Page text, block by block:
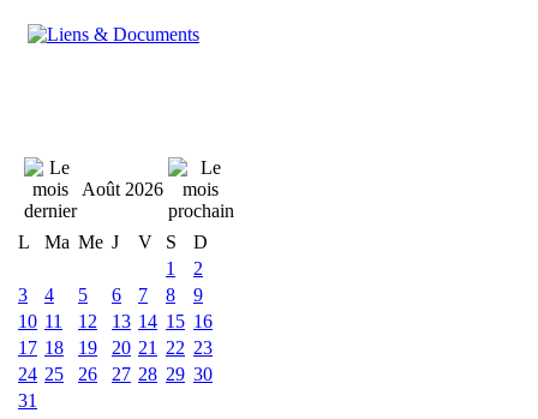
Août 2026
L Ma Me J V S
D
1
2
3
4 5 6 7 8
9
10 11 12 13 14 15 16
17 18 19 20 21 22 23
24 25 26 27 28 29 30
31